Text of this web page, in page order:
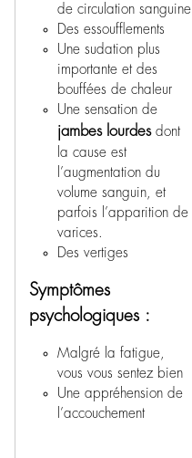
de circulation sanguine
Des essoufflements
Une sudation plus
importante et des
bouffées de chaleur
Une sensation de
jambes lourdesdont
la cause est
l’augmentation du
volume sanguin, et
parfois l’apparition de
varices.
Des vertiges
Symptômes
psychologiques :
Malgré la fatigue,
vous vous sentez bien
Une appréhension de
l’accouchement